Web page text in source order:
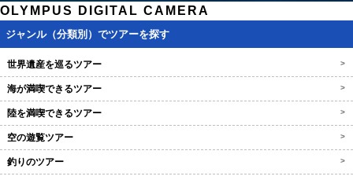
OLYMPUS DIGITAL CAMERA
ジャンル（分類別）でツアーを探す
世界遺産を巡るツアー >
海が満喫できるツアー >
陸を満喫できるツアー >
空の遊覧ツアー >
釣りのツアー >